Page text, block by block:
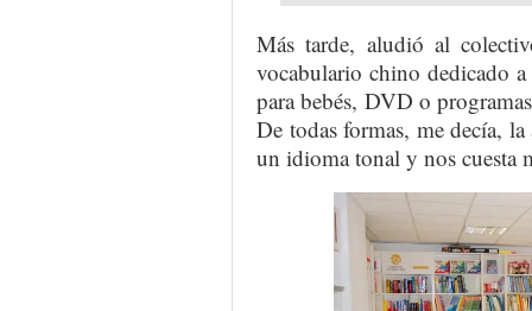
Más tarde, aludió al
vocabulario chino dedicado a
para bebés, DVD o
De todas formas, me decía,
un idioma tonal y nos cuesta